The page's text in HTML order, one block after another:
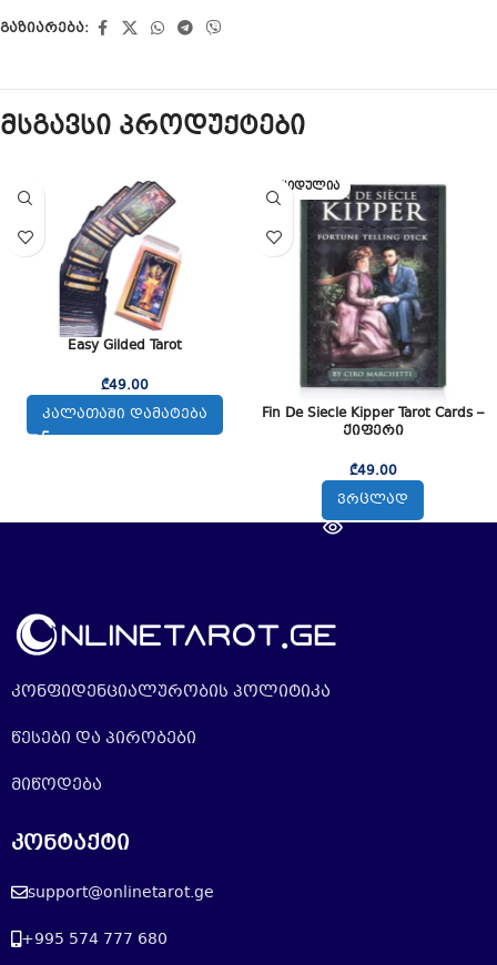
გაზიარება:
მსგავსი პროდუქტები
Easy Gilded Tarot
₾49.00
ᲙᲐᲚᲐᲗᲐᲨᲘ ᲓᲐᲛᲐᲢᲔᲑᲐ
ᲒᲐᲧᲘᲓᲣᲚᲘᲐ
Fin De Siecle Kipper Tarot Cards –
ქიფერი
₾49.00
ᲕᲠᲪᲚᲐᲓ
კონფიდენციალურობის პოლიტიკა
წესები და პირობები
მიწოდება
კონტაქტი
support@onlinetarot.ge
+995 574 777 680